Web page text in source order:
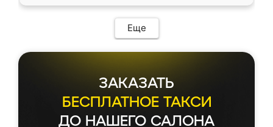
Еще
ЗАКАЗАТЬ
БЕСПЛАТНОЕ ТАКСИ
ДО НАШЕГО САЛОНА